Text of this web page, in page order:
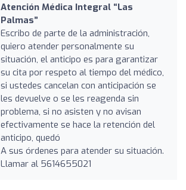
Atención Médica Integral “Las
Palmas”
Escribo de parte de la administración,
quiero atender personalmente su
situación, el anticipo es para garantizar
su cita por respeto al tiempo del médico,
si ustedes cancelan con anticipación se
les devuelve o se les reagenda sin
problema, si no asisten y no avisan
efectivamente se hace la retención del
anticipo, quedó
A sus órdenes para atender su situación.
Llamar al 5614655021